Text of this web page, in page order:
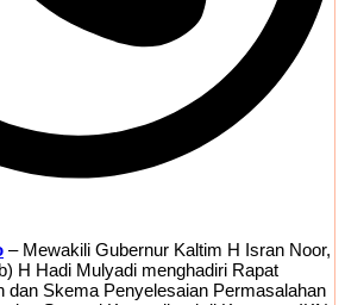
– Mewakili Gubernur Kaltim H Isran Noor,
H Hadi Mulyadi menghadiri Rapat
dan Skema Penyelesaian Permasalahan